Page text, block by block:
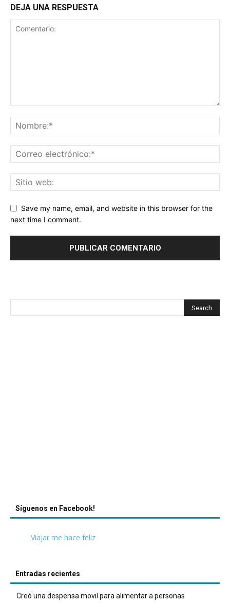
DEJA UNA RESPUESTA
Save my name, email, and website in this browser for the
next time I comment.
Síguenos en Facebook!
Viajar me hace feliz
Entradas recientes
Creó una despensa movil para alimentar a personas